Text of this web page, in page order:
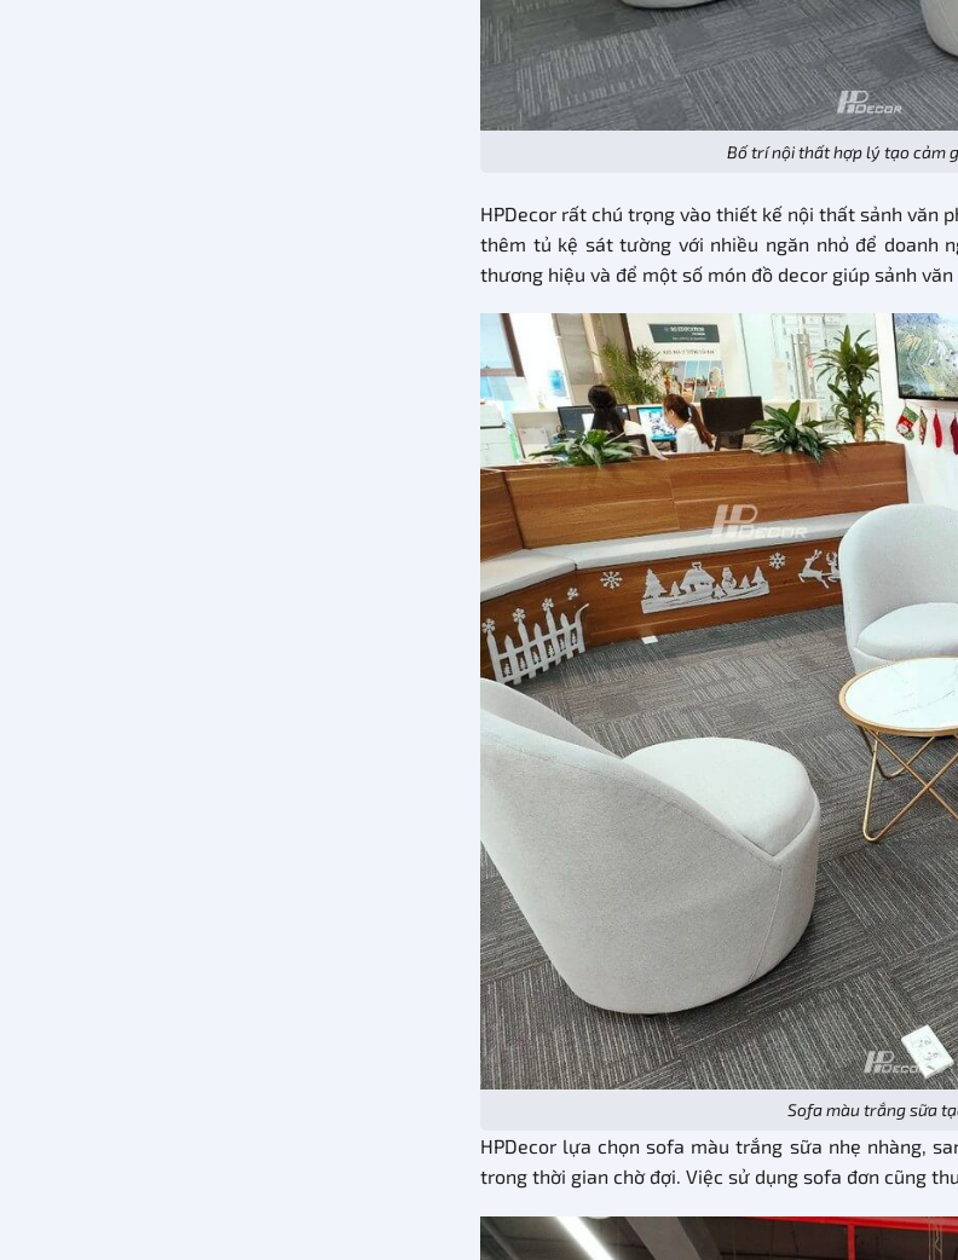
Bố trí nội thất hợp lý tạo cảm
HPDecor rất chú trọng vào thiết kế nội thất sảnh văn
thêm tủ kệ sát tường với nhiều ngăn nhỏ để doanh
thương hiệu và để một số món đồ decor giúp sảnh
Sofa màu trắng sữa
HPDecor lựa chọn sofa màu trắng sữa nhẹ nhàng,
trong thời gian chờ đợi. Việc sử dụng sofa đơn cũng